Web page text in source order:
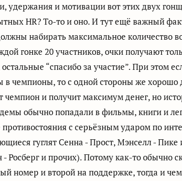
удержания и мотивации вот этих двух
HR? То-то и оно. И тут ещё важный
набирать максимальное количество
гонке 20 участников, очки получают
“спасибо за участие”. При этом
в чемпионы, то с одной стороны же хорошо
чемпион и получит максимум денег, но
обычно попадали в фильмы, книги и
противостояния с серьёзным ударом по
гуглят Сенна - Прост, Мэнселл - Пике
- Росберг и прочих). Потому как-то обычно
номер и второй на поддержке, тогда и